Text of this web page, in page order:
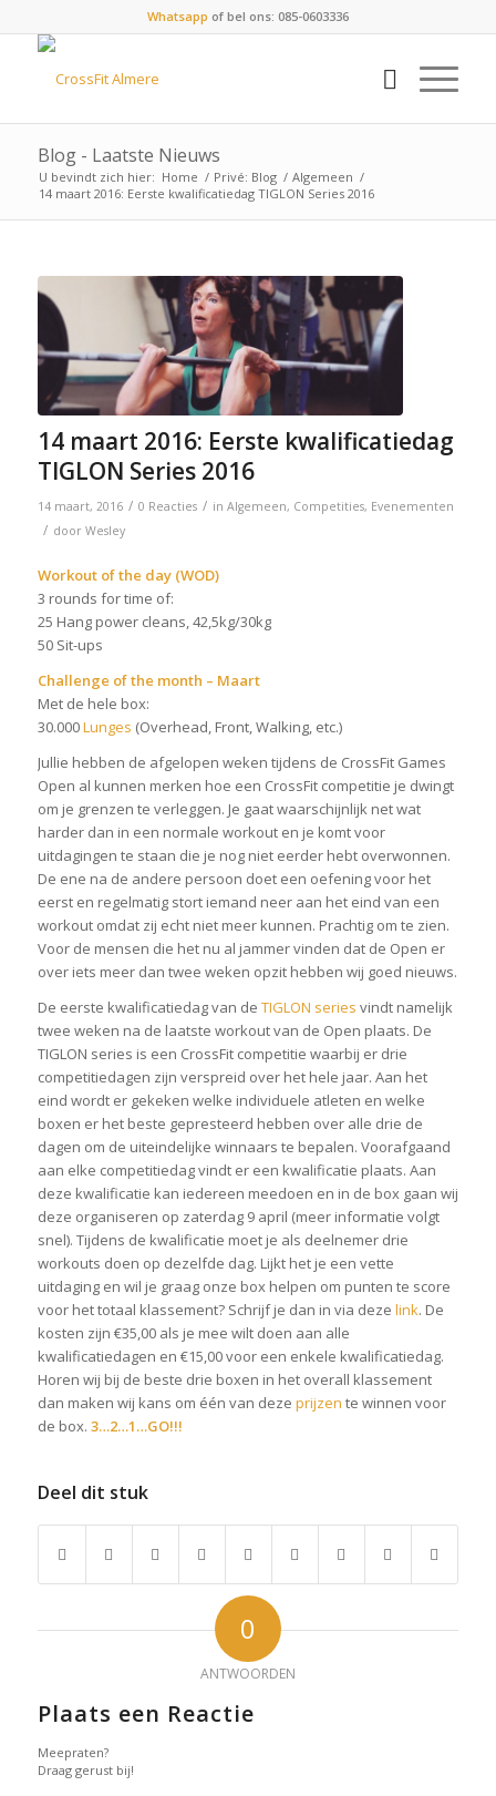
Whatsapp of bel ons: 085-0603336
Blog - Laatste Nieuws
U bevindt zich hier: Home / Privé: Blog / Algemeen /
14 maart 2016: Eerste kwalificatiedag TIGLON Series 2016
14 maart 2016: Eerste kwalificatiedag
TIGLON Series 2016
14 maart, 2016 / 0 Reacties / in Algemeen, Competities, Evenementen
/ door Wesley
Workout of the day (WOD)
3 rounds for time of:
25 Hang power cleans, 42,5kg/30kg
50 Sit-ups
Challenge of the month – Maart
Met de hele box:
30.000Lunges (Overhead, Front, Walking, etc.)
Jullie hebben de afgelopen weken tijdens de CrossFit Games
Open al kunnen merken hoe een CrossFit competitie je dwingt
om je grenzen te verleggen. Je gaat waarschijnlijk net wat
harder dan in een normale workout en je komt voor
uitdagingen te staan die je nog niet eerder hebt overwonnen.
De ene na de andere persoon doet een oefening voor het
eerst en regelmatig stort iemand neer aan het eind van een
workout omdat zij echt niet meer kunnen. Prachtig om te zien.
Voor de mensen die het nu al jammer vinden dat de Open er
over iets meer dan twee weken opzit hebben wij goed nieuws.
De eerste kwalificatiedag van de TIGLON series vindt namelijk
twee weken na de laatste workout van de Open plaats. De
TIGLON series is een CrossFit competitie waarbij er drie
competitiedagen zijn verspreid over het hele jaar. Aan het
eind wordt er gekeken welke individuele atleten en welke
boxen er het beste gepresteerd hebben over alle drie de
dagen om de uiteindelijke winnaars te bepalen. Voorafgaand
aan elke competitiedag vindt er een kwalificatie plaats. Aan
deze kwalificatie kan iedereen meedoen en in de box gaan wij
deze organiseren op zaterdag 9 april (meer informatie volgt
snel). Tijdens de kwalificatie moet je als deelnemer drie
workouts doen op dezelfde dag. Lijkt het je een vette
uitdaging en wil je graag onze box helpen om punten te score
voor het totaal klassement? Schrijf je dan in via deze link. De
kosten zijn €35,00 als je mee wilt doen aan alle
kwalificatiedagen en €15,00 voor een enkele kwalificatiedag.
Horen wij bij de beste drie boxen in het overall klassement
dan maken wij kans om één van deze prijzen te winnen voor
de box. 3…2…1…GO!!!
Deel dit stuk
0
ANTWOORDEN
Plaats een Reactie
Meepraten?
Draag gerust bij!